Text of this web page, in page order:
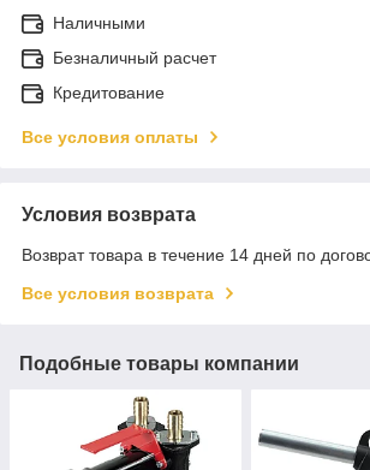
Наличными
Безналичный расчет
Кредитование
Все условия оплаты
Условия возврата
Возврат товара в течение 14 дней по
Все условия возврата
Подобные товары компании